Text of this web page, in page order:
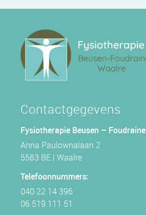
Contactgegevens
Fysiotherapie Beusen – Foudraine
Anna Paulownalaan 2
5583 BE | Waalre
Telefoonnummers:
040 22 14 396
06 519 111 51